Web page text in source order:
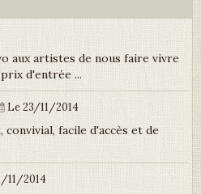
aux artistes de nous faire vivre
d'entrée ...
Le 23/11/2014
facile d'accès et de
11/2014